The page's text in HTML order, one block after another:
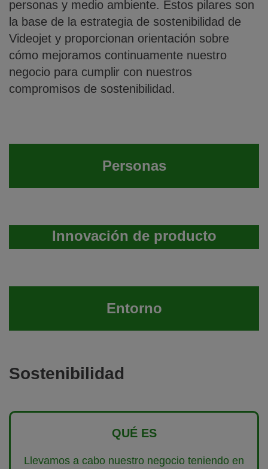
personas y medio ambiente. Estos pilares son
la base de la estrategia de sostenibilidad de
Videojet y proporcionan orientación sobre
cómo mejoramos continuamente nuestro
negocio para cumplir con nuestros
compromisos de sostenibilidad.
Personas
Innovación de producto
Entorno
Sostenibilidad
QUÉ ES
Llevamos a cabo nuestro negocio teniendo en